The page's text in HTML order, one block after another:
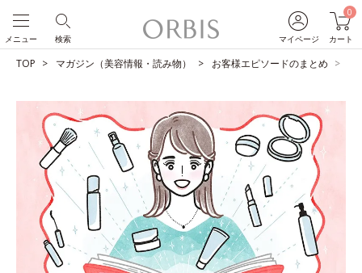
マイページ
0
カート
検索
メニュー
TOP マガジン（美容情報・読み物） お客様エピソードのまとめ